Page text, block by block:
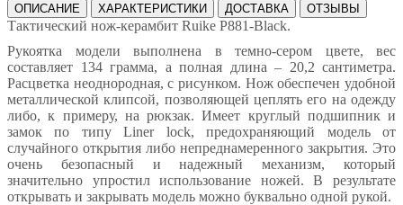
ОПИСАНИЕ ХАРАКТЕРИСТИКИ ДОСТАВКА ОТЗЫВЫ
Тактический нож-керамбит Ruike P881-Black.
Рукоятка модели выполнена в темно-сером цвете, вес
составляет 134 грамма, а полная длина – 20,2 сантиметра.
Расцветка неоднородная, с рисунком. Нож обеспечен удобной
металлической клипсой, позволяющей цеплять его на одежду
либо, к примеру, на рюкзак. Имеет круглый подшипник и
замок по типу Liner lock, предохраняющий модель от
случайного открытия либо непреднамеренного закрытия. Это
очень безопасный и надежный механизм, который
значительно упростил использование ножей. В результате
открывать и закрывать модель можно буквально одной рукой.